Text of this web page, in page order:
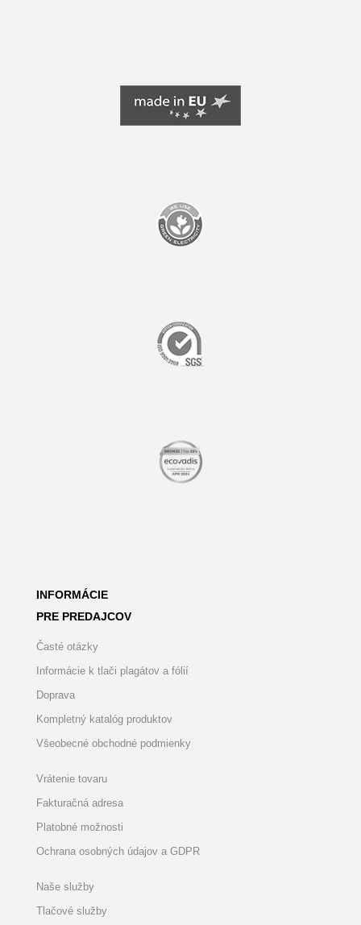
INFORMÁCIE
PRE PREDAJCOV
Časté otázky
Informácie k tlači plagátov a fólií
Doprava
Kompletný katalóg produktov
Všeobecné obchodné podmienky
Vrátenie tovaru
Fakturačná adresa
Platobné možnosti
Ochrana osobných údajov a GDPR
Naše služby
Tlačové služby